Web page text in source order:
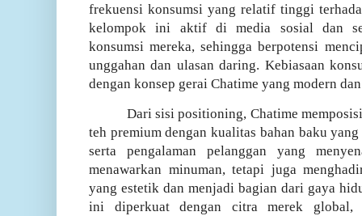
frekuensi konsumsi yang relatif tinggi
kelompok ini aktif di media sosial dan
konsumsi mereka, sehingga berpotensi
unggahan dan ulasan daring. Kebiasaan
dengan konsep gerai Chatime yang modern
Dari sisi positioning, Chatime
teh premium dengan kualitas bahan baku
serta pengalaman pelanggan yang
menawarkan minuman, tetapi juga
yang estetik dan menjadi bagian dari gaya
ini diperkuat dengan citra merek global,